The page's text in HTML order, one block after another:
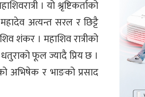
। यो श्रृष्टिकर्ताको
अत्यन्त सरल र छिट्टै
शंकर । महाशिव रात्रीको
फूल ज्यादै प्रिय छ ।
अभिषेक र भाङको प्रसाद